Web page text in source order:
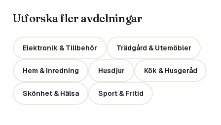
Utforska fler avdelningar
Elektronik & Tillbehör Trädgård & Utemöbler
Hem & Inredning Husdjur Kök & Husgeråd
Skönhet & Hälsa Sport & Fritid